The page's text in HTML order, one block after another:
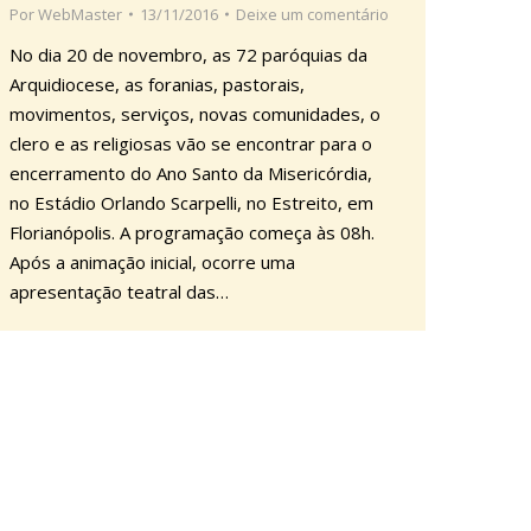
PorWebMaster 13/11/2016 Deixe um comentário
No dia 20 de novembro, as 72 paróquias da
Arquidiocese, as foranias, pastorais,
movimentos, serviços, novas comunidades, o
clero e as religiosas vão se encontrar para o
encerramento do Ano Santo da Misericórdia,
no Estádio Orlando Scarpelli, no Estreito, em
Florianópolis. A programação começa às 08h.
Após a animação inicial, ocorre uma
apresentação teatral das…